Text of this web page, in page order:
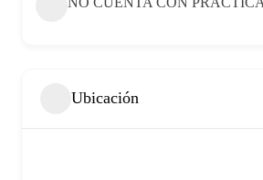
Ubicación